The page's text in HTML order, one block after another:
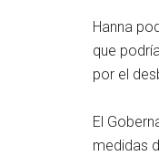
Hanna
que
por el
El
medidas